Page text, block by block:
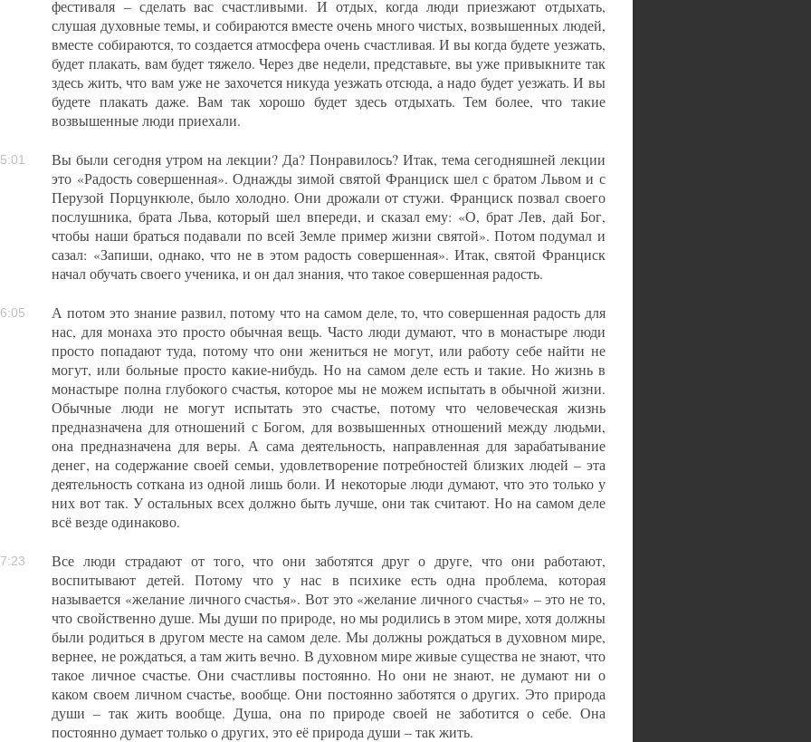
фестиваля – сделать вас счастливыми. И отдых, когда люди приезжают отдыхать,
слушая духовные темы, и собираются вместе очень много чистых, возвышенных людей,
вместе собираются, то создается атмосфера очень счастливая. И вы когда будете уезжать,
будет плакать, вам будет тяжело. Через две недели, представьте, вы уже привыкните так
здесь жить, что вам уже не захочется никуда уезжать отсюда, а надо будет уезжать. И вы
будете плакать даже. Вам так хорошо будет здесь отдыхать. Тем более, что такие
возвышенные люди приехали.
Вы были сегодня утром на лекции? Да? Понравилось? Итак, тема сегодняшней лекции
это «Радость совершенная». Однажды зимой святой Франциск шел с братом Львом и с
Перузой Порцункюле, было холодно. Они дрожали от стужи. Франциск позвал своего
послушника, брата Льва, который шел впереди, и сказал ему: «О, брат Лев, дай Бог,
чтобы наши браться подавали по всей Земле пример жизни святой». Потом подумал и
сазал: «Запиши, однако, что не в этом радость совершенная». Итак, святой Франциск
начал обучать своего ученика, и он дал знания, что такое совершенная радость.
А потом это знание развил, потому что на самом деле, то, что совершенная радость для
нас, для монаха это просто обычная вещь. Часто люди думают, что в монастыре люди
просто попадают туда, потому что они жениться не могут, или работу себе найти не
могут, или больные просто какие-нибудь. Но на самом деле есть и такие. Но жизнь в
монастыре полна глубокого счастья, которое мы не можем испытать в обычной жизни.
Обычные люди не могут испытать это счастье, потому что человеческая жизнь
предназначена для отношений с Богом, для возвышенных отношений между людьми,
она предназначена для веры. А сама деятельность, направленная для зарабатывание
денег, на содержание своей семьи, удовлетворение потребностей близких людей – эта
деятельность соткана из одной лишь боли. И некоторые люди думают, что это только у
них вот так. У остальных всех должно быть лучше, они так считают. Но на самом деле
всё везде одинаково.
Все люди страдают от того, что они заботятся друг о друге, что они работают,
воспитывают детей. Потому что у нас в психике есть одна проблема, которая
называется «желание личного счастья». Вот это «желание личного счастья» – это не то,
что свойственно душе. Мы души по природе, но мы родились в этом мире, хотя должны
были родиться в другом месте на самом деле. Мы должны рождаться в духовном мире,
вернее, не рождаться, а там жить вечно. В духовном мире живые существа не знают, что
такое личное счастье. Они счастливы постоянно. Но они не знают, не думают ни о
каком своем личном счастье, вообще. Они постоянно заботятся о других. Это природа
души – так жить вообще. Душа, она по природе своей не заботится о себе. Она
постоянно думает только о других, это её природа души – так жить.